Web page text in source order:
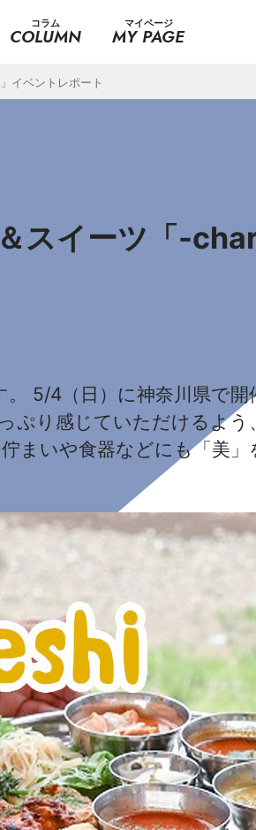
コラム
COLUMN
マイページ
MY PAGE
イベントレポート
スイーツ「-
5/4（日）に神奈川県で開
ぷり感じていただけるよう
まいや食器などにも「美